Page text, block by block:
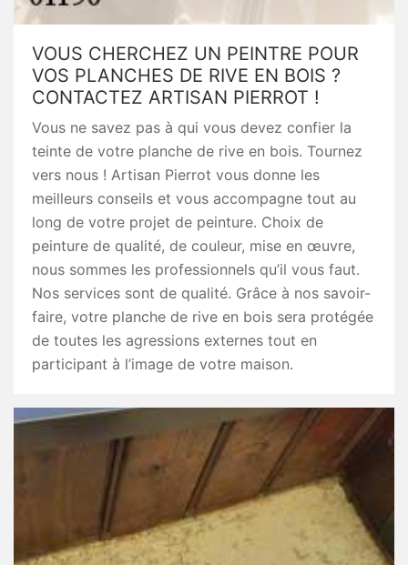
VOUS CHERCHEZ UN PEINTRE POUR
VOS PLANCHES DE RIVE EN BOIS ?
CONTACTEZ ARTISAN PIERROT !
Vous ne savez pas à qui vous devez confier la
teinte de votre planche de rive en bois. Tournez
vers nous ! Artisan Pierrot vous donne les
meilleurs conseils et vous accompagne tout au
long de votre projet de peinture. Choix de
peinture de qualité, de couleur, mise en œuvre,
nous sommes les professionnels qu’il vous faut.
Nos services sont de qualité. Grâce à nos savoir-
faire, votre planche de rive en bois sera protégée
de toutes les agressions externes tout en
participant à l’image de votre maison.